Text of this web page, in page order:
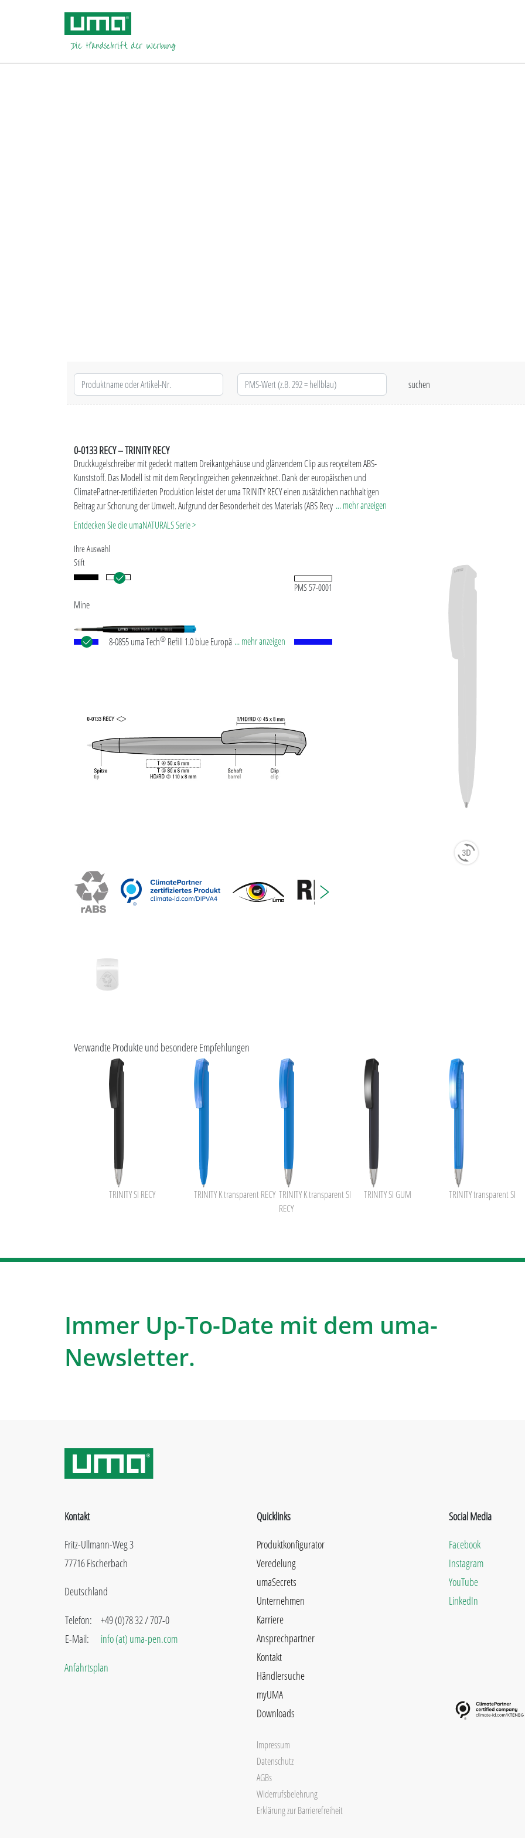
0-0133 RECY – TRINITY RECY
Druckkugelschreiber mit gedeckt mattem Dreikantgehäuse und glänzendem Clip aus recyceltem ABS-
Kunststoff. Das Modell ist mit dem Recyclingzeichen gekennzeichnet. Dank der europäischen und
ClimatePartner-zertifizierten Produktion leistet der uma TRINITY RECY einen zusätzlichen nachhaltigen
Beitrag zur Schonung der Umwelt. Aufgrund der Besonderheit des Materials (ABS Recycled Plastic) sind
produktionstechnische Farbschwankungen gegeben.
... mehr anzeigen
Entdecken Sie die umaNATURALS Serie >
Ihre Auswahl
Stift
PMS 57-0001
Mine
8-0855 uma Tech® Refill 1.0 blue Europäische Kunststoff-
... mehr anzeigen
Verwandte Produkte und besondere Empfehlungen
TRINITY SI RECY TRINITY K transparent RECY TRINITY K transparent SI
RECY
TRINITY SI GUM TRINITY transparent SI
Immer Up-To-Date mit dem uma-
Newsletter.
Kontakt
Fritz-Ullmann-Weg 3
77716 Fischerbach
Deutschland
Telefon:
E-Mail:
+49 (0)78 32 / 707-0
info (at) uma-pen.com
Anfahrtsplan
Quicklinks
Produktkonfigurator
Veredelung
umaSecrets
Unternehmen
Karriere
Ansprechpartner
Kontakt
Händlersuche
myUMA
Downloads
Impressum
Datenschutz
AGBs
Widerrufsbelehrung
Erklärung zur Barrierefreiheit
Social Media
Facebook
Instagram
YouTube
LinkedIn